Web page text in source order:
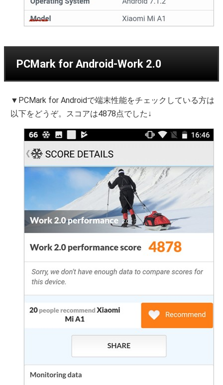
PCMark for Android-Work 2.0
▼PCMark for Androidで端末性能をチェックしている方は
以下をどうぞ。スコアは4878点でした↓